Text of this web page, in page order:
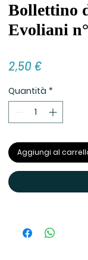
Bollettino
Evoliani
2,50 €Prezzo
Quantità *
Aggiungi al